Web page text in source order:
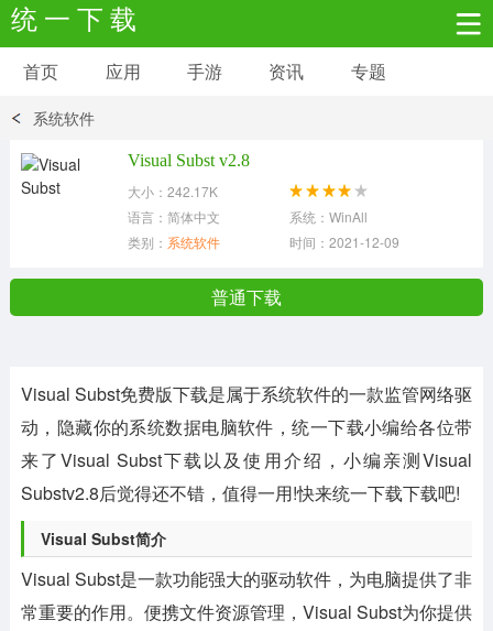
统 一 下 载
安卓应用 安卓游戏
系统工具 其它应用
首页 应用 手游 资讯 专题
系统软件
Visual Subst v2.8
大小：242.17K
语言：简体中文
系统：WinAll
类别： 系统软件 时间：2021-12-09
普通下载
Visual Subst免费版下载是属于系统软件的一款监管网络驱
动，隐藏你的系统数据电脑软件，统一下载小编给各位带
来了Visual Subst下载以及使用介绍，小编亲测Visual
Substv2.8后觉得还不错，值得一用!快来统一下载下载吧!
Visual Subst简介
Visual Subst是一款功能强大的驱动软件，为电脑提供了非
常重要的作用。便携文件资源管理，Visual Subst为你提供